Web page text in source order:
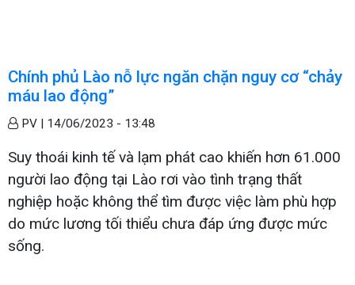
Chính phủ Lào nỗ lực ngăn chặn nguy cơ “chảy
máu lao động”
PV | 14/06/2023 - 13:48
Suy thoái kinh tế và lạm phát cao khiến hơn 61.000
người lao động tại Lào rơi vào tình trạng thất
nghiệp hoặc không thể tìm được việc làm phù hợp
do mức lương tối thiểu chưa đáp ứng được mức
sống.